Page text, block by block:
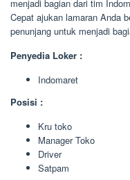
menjadi bagian dari tim
Cepat ajukan lamaran Anda
penunjang untuk menjadi
Penyedia Loker :
Indomaret
Posisi :
Kru toko
Manager Toko
Driver
Satpam